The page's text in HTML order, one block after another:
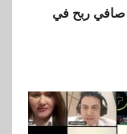
5.6 مليار يورو صافي ربح في